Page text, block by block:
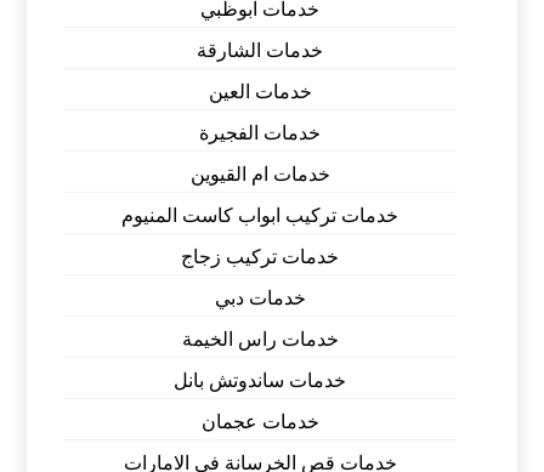
خدمات ابوظبي
خدمات الشارقة
خدمات العين
خدمات الفجيرة
خدمات ام القيوين
خدمات تركيب ابواب كاست المنيوم
خدمات تركيب زجاج
خدمات دبي
خدمات راس الخيمة
خدمات ساندوتش بانل
خدمات عجمان
خدمات قص الخرسانة في الامارات